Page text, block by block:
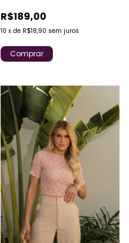
R$189,00
10 x de R$18,90 sem juros
Comprar